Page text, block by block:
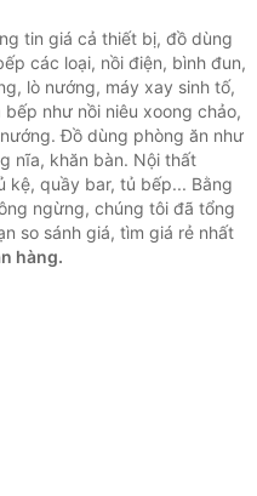
tin giá cả thiết bị, đồ dùng
các loại, nồi điện, bình đun,
lò nướng, máy xay sinh tố,
như nồi niêu xoong chảo,
Đồ dùng phòng ăn như
nĩa, khăn bàn. Nội thất
kệ, quầy bar, tủ bếp... Bằng
ngừng, chúng tôi đã tổng
so sánh giá, tìm giá rẻ nhất
hàng.